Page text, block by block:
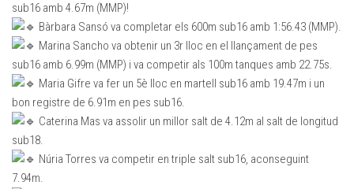
sub16 amb 4.67m (MMP)!
Bàrbara Sansó va completar els 600m sub16 amb 1:56.43 (MMP).
Marina Sancho va obtenir un 3r lloc en el llançament de pes
sub16 amb 6.99m (MMP) i va competir als 100m tanques amb 22.75s.
Maria Gifre va fer un 5è lloc en martell sub16 amb 19.47m i un
bon registre de 6.91m en pes sub16.
Caterina Mas va assolir un millor salt de 4.12m al salt de longitud
sub18.
Núria Torres va competir en triple salt sub16, aconseguint
7.94m.